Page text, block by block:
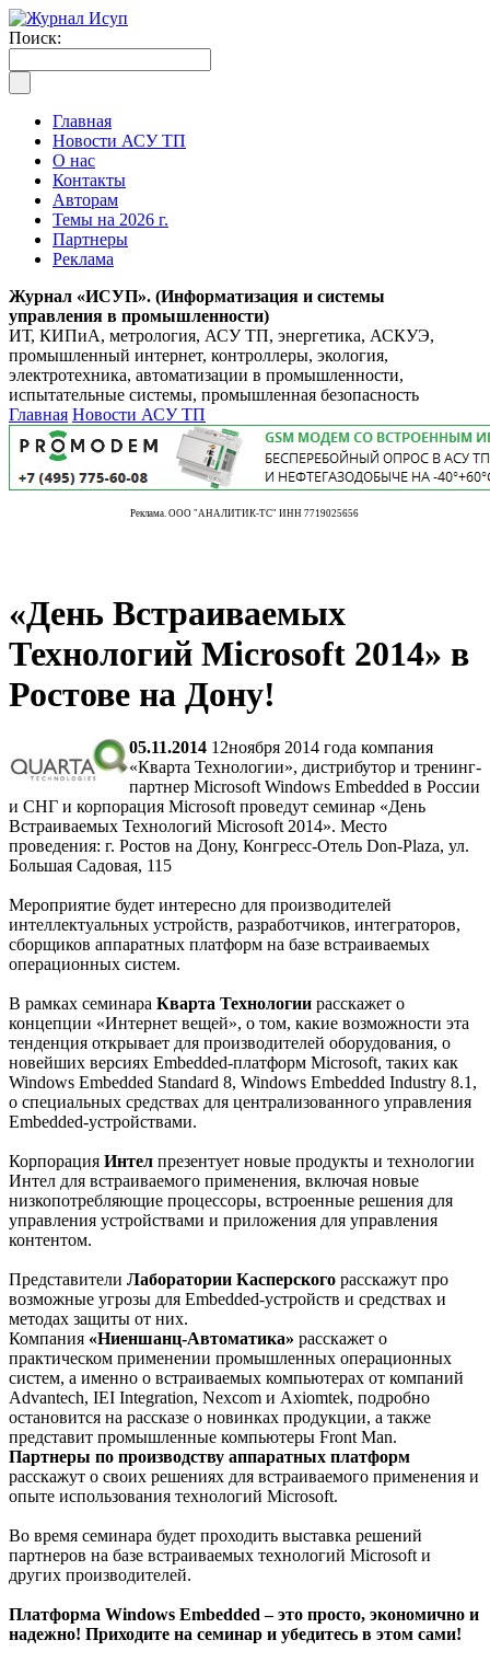
Поиск:
Главная
Новости АСУ ТП
О нас
Контакты
Авторам
Темы на 2026 г.
Партнеры
Реклама
Журнал «ИСУП». (Информатизация и системы
управления в промышленности)
ИТ, КИПиА, метрология, АСУ ТП, энергетика, АСКУЭ,
промышленный интернет, контроллеры, экология,
электротехника, автоматизации в промышленности,
испытательные системы, промышленная безопасность
Главная Новости АСУ ТП
Реклама. ООО "АНАЛИТИК-ТС" ИНН 7719025656
«День Встраиваемых
Технологий Microsoft 2014» в
Ростове на Дону!
05.11.2014 12ноября 2014 года компания
«Кварта Технологии», дистрибутор и тренинг-
партнер Microsoft Windows Embedded в России
и СНГ и корпорация Microsoft проведут семинар «День
Встраиваемых Технологий Microsoft 2014». Место
проведения: г. Ростов на Дону, Конгресс-Отель Don-Plaza, ул.
Большая Садовая, 115
Мероприятие будет интересно для производителей
интеллектуальных устройств, разработчиков, интеграторов,
сборщиков аппаратных платформ на базе встраиваемых
операционных систем.
В рамках семинара Кварта Технологии расскажет о
концепции «Интернет вещей», о том, какие возможности эта
тенденция открывает для производителей оборудования, о
новейших версиях Embedded-платформ Microsoft, таких как
Windows Embedded Standard 8, Windows Embedded Industry 8.1,
о специальных средствах для централизованного управления
Embedded-устройствами.
Корпорация Интел презентует новые продукты и технологии
Интел для встраиваемого применения, включая новые
низкопотребляющие процессоры, встроенные решения для
управления устройствами и приложения для управления
контентом.
Представители Лаборатории Касперского расскажут про
возможные угрозы для Embedded-устройств и средствах и
методах защиты от них.
Компания «Ниеншанц-Автоматика» расскажет о
практическом применении промышленных операционных
систем, а именно о встраиваемых компьютерах от компаний
Advantech, IEI Integration, Nexcom и Axiomtek, подробно
остановится на рассказе о новинках продукции, а также
представит промышленные компьютеры Front Man.
Партнеры по производству аппаратных платформ
расскажут о своих решениях для встраиваемого применения и
опыте использования технологий Microsoft.
Во время семинара будет проходить выставка решений
партнеров на базе встраиваемых технологий Microsoft и
других производителей.
Платформа Windows Embedded – это просто, экономично и
надежно! Приходите на семинар и убедитесь в этом сами!